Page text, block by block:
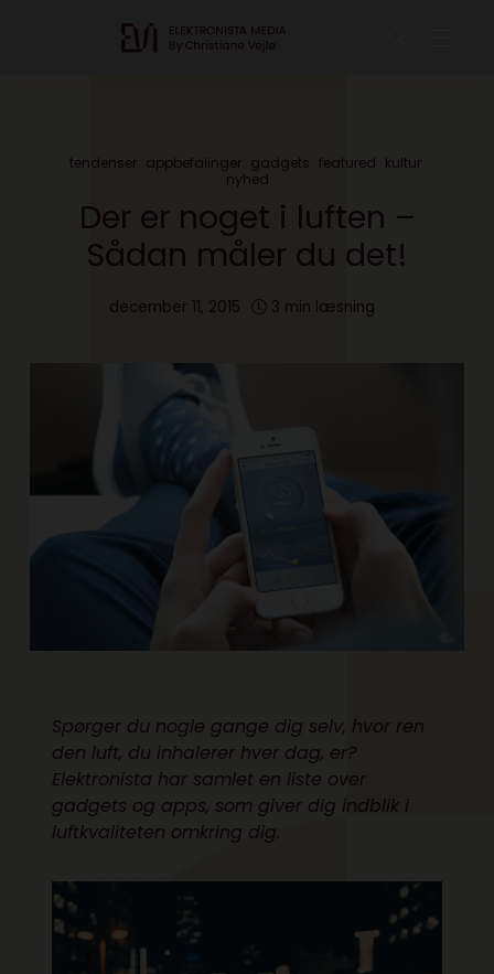
tendenser appbefalinger gadgets featured kultur
nyhed
Der er noget i luften –
Sådan måler du det!
december 11, 2015 3 min læsning
Spørger du nogle gange dig selv, hvor ren
den luft, du inhalerer hver dag, er?
Elektronista har samlet en liste over
gadgets og apps, som giver dig indblik i
luftkvaliteten omkring dig.